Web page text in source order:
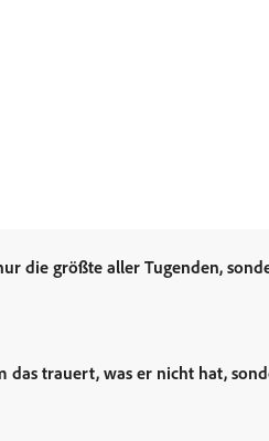
die größte aller Tugenden,
das trauert, was er nicht hat,